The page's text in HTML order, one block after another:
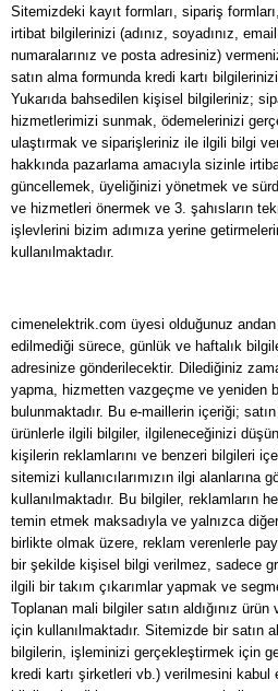
Sitemizdeki kayıt formları, sipariş
irtibat bilgilerinizi (adınız, soyadınız,
numaralarınız ve posta adresiniz)
satın alma formunda kredi kartı
Yukarıda bahsedilen kişisel bilgileriniz;
hizmetlerimizi sunmak, ödemelerinizi
ulaştırmak ve siparişleriniz ile ilgili bilgi
hakkında pazarlama amacıyla sizinle
güncellemek, üyeliğinizi yönetmek ve
ve hizmetleri önermek ve 3. şahısların
işlevlerini bizim adımıza yerine
kullanılmaktadır.
cimenelektrik.com üyesi olduğunuz
edilmediği sürece, günlük ve haftalık
adresinize gönderilecektir. Dilediğiniz
yapma, hizmetten vazgeçme ve yeniden
bulunmaktadır. Bu e-maillerin içeriği;
ürünlerle ilgili bilgiler, ilgileneceğinizi
kişilerin reklamlarını ve benzeri bilgileri
sitemizi kullanıcılarımızın ilgi alanlarına
kullanılmaktadır. Bu bilgiler, reklamların
temin etmek maksadıyla ve yalnızca
birlikte olmak üzere, reklam verenlerle
bir şekilde kişisel bilgi verilmez, sadece
ilgili bir takım çıkarımlar yapmak ve
Toplanan mali bilgiler satın aldığınız
için kullanılmaktadır. Sitemizde bir satın
bilgilerin, işleminizi gerçekleştirmek için
kredi kartı şirketleri vb.) verilmesini